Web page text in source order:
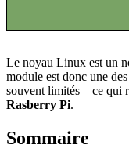
Le noyau Linux est un
module est donc une
souvent limités – ce qui
Rasberry Pi.
Sommaire